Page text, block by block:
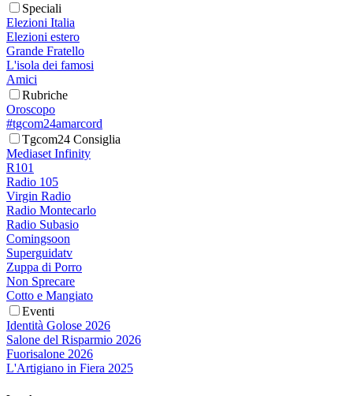
Speciali
Elezioni Italia
Elezioni estero
Grande Fratello
L'isola dei famosi
Amici
Rubriche
Oroscopo
#tgcom24amarcord
Tgcom24 Consiglia
Mediaset Infinity
R101
Radio 105
Virgin Radio
Radio Montecarlo
Radio Subasio
Comingsoon
Superguidatv
Zuppa di Porro
Non Sprecare
Cotto e Mangiato
Eventi
Identità Golose 2026
Salone del Risparmio 2026
Fuorisalone 2026
L'Artigiano in Fiera 2025